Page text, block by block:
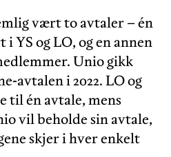
vært to avtaler – én
YS og LO, og en annen
Unio gikk
avtalen i 2022. LO og
til én avtale, mens
vil beholde sin avtale,
skjer i hver enkelt